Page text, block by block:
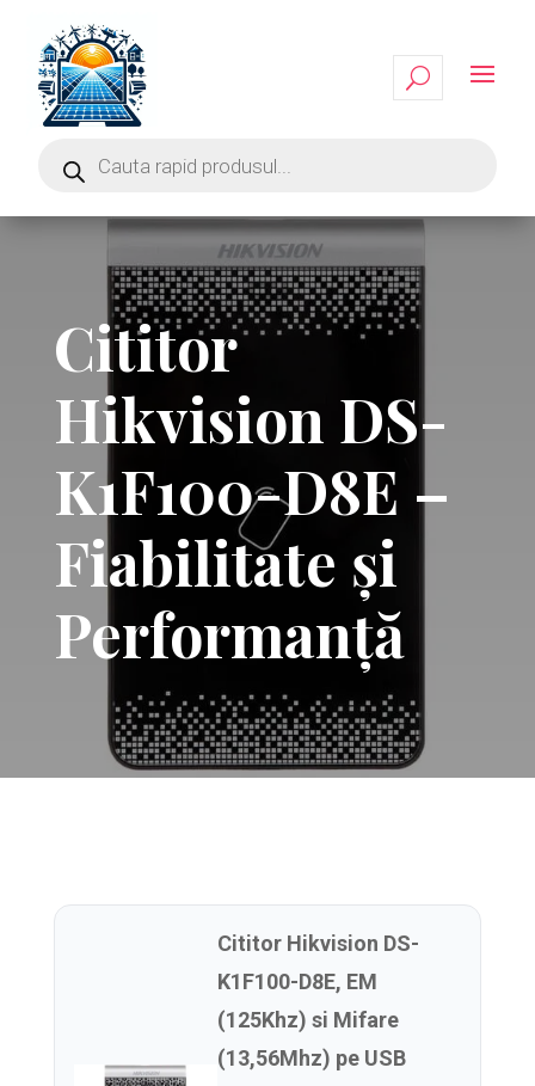
Cititor
Hikvision DS-
K1F100-D8E –
Fiabilitate și
Performanță
Cititor Hikvision DS-
K1F100-D8E, EM
(125Khz) si Mifare
(13,56Mhz) pe USB